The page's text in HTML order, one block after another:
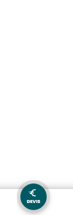
Devis